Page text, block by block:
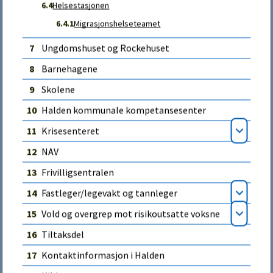
1771 Halden
Postadresse:
Halden kommune
Postboks 150
1751 Halden
Organisasjonsnummer:
959159092
Om kommunen
For media
Fakta om kommunen
Personvernerklæring og
informasjonskapsler
Kun nødvendige
Godta alle
6.4Helsestasjonen
6.4.1Migrasjonshelseteamet
7
Ungdomshuset og Rockehuset
8
Barnehagene
9 Skolene
10 Halden kommunale kompetansesenter
11 Krisesenteret
Åpne
12 NAV
13 Frivilligsentralen
14 Fastleger/legevakt og tannleger
Åpne
15 Vold og overgrep mot risikoutsatte voksne
Åpne
16 Tiltaksdel
17 Kontaktinformasjon i Halden